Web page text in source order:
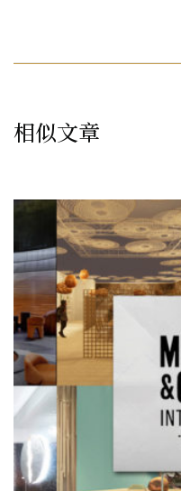
相似文章